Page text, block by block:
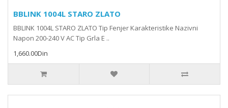
BBLINK 1004L STARO ZLATO
BBLINK 1004L STARO ZLATO Tip Fenjer Karakteristike Nazivni
Napon 200-240 V AC Tip Grla E ..
1,660.00Din